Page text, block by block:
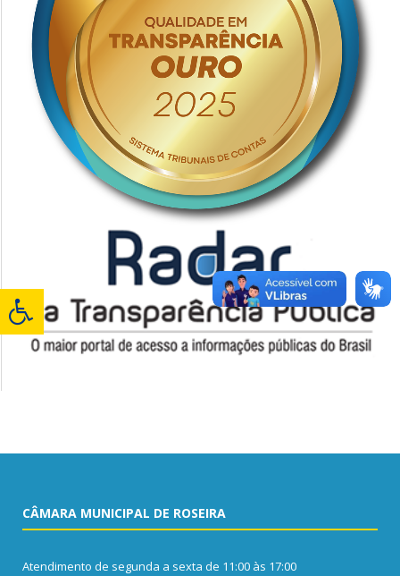
CÂMARA MUNICIPAL DE ROSEIRA
Atendimento de segunda a sexta de 11:00 às 17:00